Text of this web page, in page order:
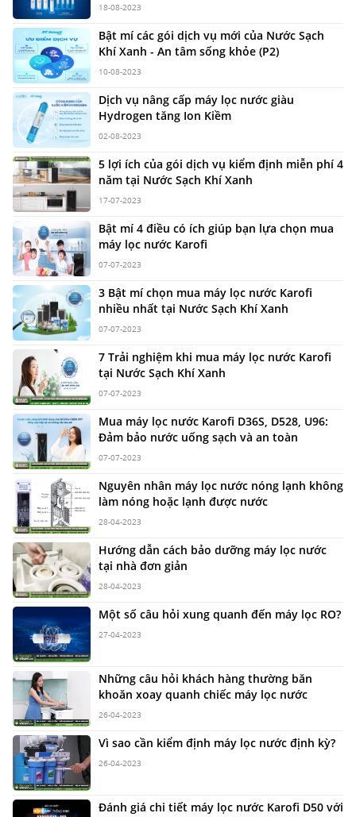
18-08-2023
Bật mí các gói dịch vụ mới của Nước Sạch
Khí Xanh - An tâm sống khỏe (P2)
10-08-2023
Dịch vụ nâng cấp máy lọc nước giàu
Hydrogen tăng Ion Kiềm
02-08-2023
5 lợi ích của gói dịch vụ kiểm định miễn phí 4
năm tại Nước Sạch Khí Xanh
17-07-2023
Bật mí 4 điều có ích giúp bạn lựa chọn mua
máy lọc nước Karofi
07-07-2023
3 Bật mí chọn mua máy lọc nước Karofi
nhiều nhất tại Nước Sạch Khí Xanh
07-07-2023
7 Trải nghiệm khi mua máy lọc nước Karofi
tại Nước Sạch Khí Xanh
07-07-2023
Mua máy lọc nước Karofi D36S, D528, U96:
Đảm bảo nước uống sạch và an toàn
07-07-2023
Nguyên nhân máy lọc nước nóng lạnh không
làm nóng hoặc lạnh được nước
28-04-2023
Hướng dẫn cách bảo dưỡng máy lọc nước
tại nhà đơn giản
28-04-2023
Một số câu hỏi xung quanh đến máy lọc RO?
27-04-2023
Những câu hỏi khách hàng thường băn
khoăn xoay quanh chiếc máy lọc nước
26-04-2023
Vì sao cần kiểm định máy lọc nước định kỳ?
26-04-2023
Đánh giá chi tiết máy lọc nước Karofi D50 với